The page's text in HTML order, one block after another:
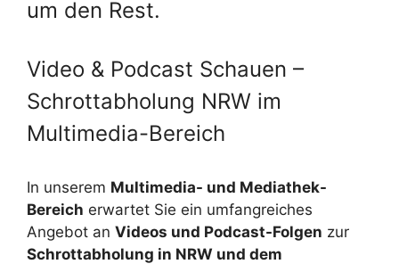
um den Rest.
Video & Podcast Schauen –
Schrottabholung NRW im
Multimedia-Bereich
In unserem Multimedia- und Mediathek-
Bereich erwartet Sie ein umfangreiches
Angebot an Videos und Podcast-Folgen zur
Schrottabholung in NRW und dem